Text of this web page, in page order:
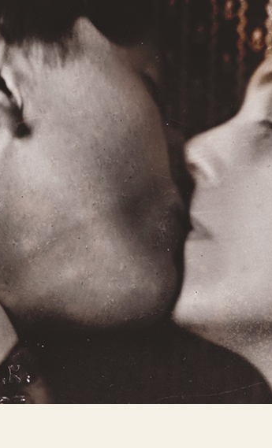
Bokblomma
Rent hus av Alia
Trabucco Zerán